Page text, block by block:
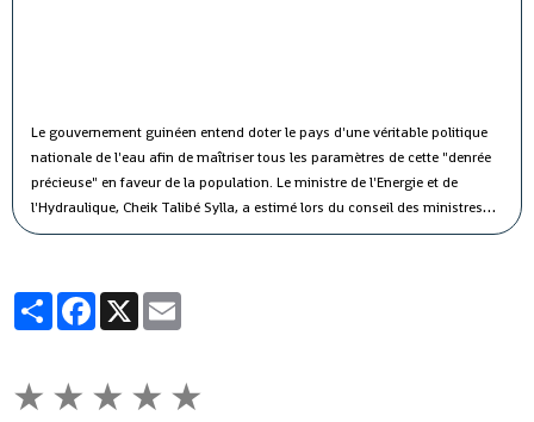
Le gouvernement guinéen entend doter le pays d'une véritable politique
nationale de l'eau afin de maîtriser tous les paramètres de cette "denrée
précieuse" en faveur de la population. Le ministre de l'Energie et de
l'Hydraulique, Cheik Talibé Sylla, a estimé lors du conseil des ministres
jeudi que le "potentiel des ressources en eau du pays est estimé à 226
PartagerFacebook
X
★ ★ ★ ★ ★